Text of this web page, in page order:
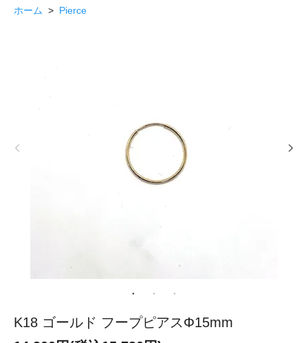
ホーム > Pierce
K18 ゴールド フープピアスΦ15mm